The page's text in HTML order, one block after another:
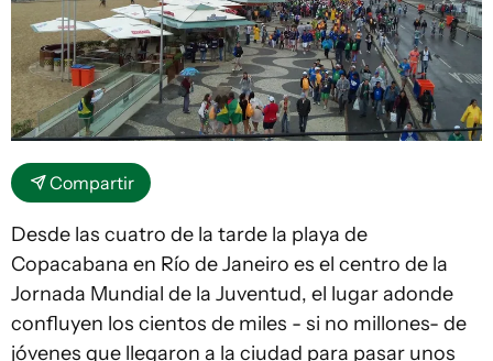
Compartir
Desde las cuatro de la tarde la playa de
Copacabana en Río de Janeiro es el centro de la
Jornada Mundial de la Juventud, el lugar adonde
confluyen los cientos de miles - si no millones- de
jóvenes que llegaron a la ciudad para pasar unos